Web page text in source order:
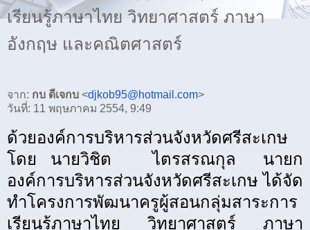
เรียนรู้ภาษาไทย วิทยาศาสตร์ ภาษา
อังกฤษ และคณิตศาสตร์
จาก: กบ ดีเจกบ <djkob95@hotmail.com>
วันที่: 11 พฤษภาคม 2554, 9:49
ด้วยองค์การบริหารส่วนจังหวัดศรีสะเกษ
โดย นายวิชิต
ไตรสรณกุล
นายก
องค์การบริหารส่วนจังหวัดศรีสะเกษ ได้จัด
ทำโครงการพัฒนาครูผู้สอนกลุ่มสาระการ
เรียนรู้ภาษาไทย วิทยาศาสตร์ ภาษา